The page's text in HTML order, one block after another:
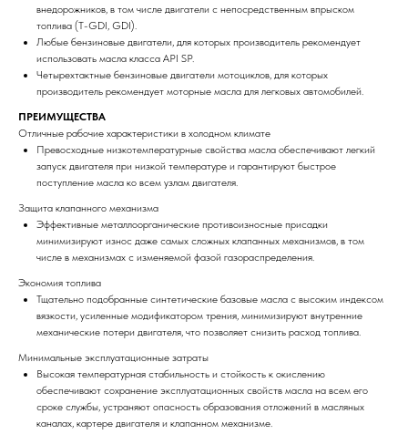
внедорожников, в том числе двигатели с непосредственным впрыском
топлива (T-GDI, GDI).
Любые бензиновые двигатели, для которых производитель рекомендует
использовать масла класса API SP.
Четырехтактные бензиновые двигатели мотоциклов, для которых
производитель рекомендует моторные масла для легковых автомобилей.
ПРЕИМУЩЕСТВА
Отличные рабочие характеристики в холодном климате
Превосходные низкотемпературные свойства масла обеспечивают легкий
запуск двигателя при низкой температуре и гарантируют быстрое
поступление масла ко всем узлам двигателя.
Защита клапанного механизма
Эффективные металлоорганические противоизносные присадки
минимизируют износ даже самых сложных клапанных механизмов, в том
числе в механизмах с изменяемой фазой газораспределения.
Экономия топлива
Тщательно подобранные синтетические базовые масла с высоким индексом
вязкости, усиленные модификатором трения, минимизируют внутренние
механические потери двигателя, что позволяет снизить расход топлива.
Минимальные эксплуатационные затраты
Высокая температурная стабильность и стойкость к окислению
обеспечивают сохранение эксплуатационных свойств масла на всем его
сроке службы, устраняют опасность образования отложений в масляных
каналах, картере двигателя и клапанном механизме.